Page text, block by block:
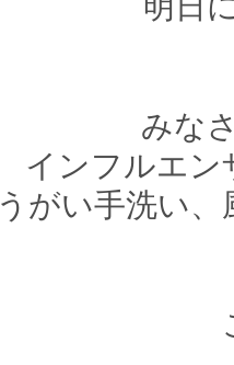
みな
インフルエン
うがい手洗い